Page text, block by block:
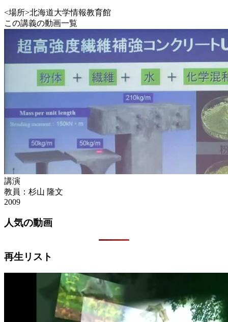
<場所>北海道大学情報教育館
この講義の動画一覧
講演
教員：杉山 隆文
2009
人気の動画
再生リスト